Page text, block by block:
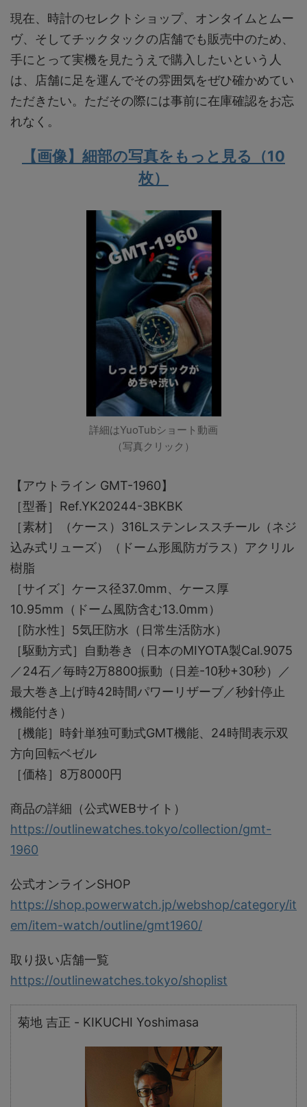
現在、時計のセレクトショップ、オンタイムとムー
ヴ、そしてチックタックの店舗でも販売中のため、
手にとって実機を見たうえで購入したいという人
は、店舗に足を運んでその雰囲気をぜひ確かめてい
ただきたい。ただその際には事前に在庫確認をお忘
れなく。
【画像】細部の写真をもっと見る（10
枚）
詳細はYuoTubショート動画
（写真クリック）
【アウトライン GMT-1960】
［型番］Ref.YK20244-3BKBK
［素材］（ケース）316Lステンレススチール（ネジ
込み式リューズ）（ドーム形風防ガラス）アクリル
樹脂
［サイズ］ケース径37.0mm、ケース厚
10.95mm（ドーム風防含む13.0mm）
［防水性］5気圧防水（日常生活防水）
［駆動方式］自動巻き（日本のMIYOTA製Cal.9075
／24石／毎時2万8800振動（日差-10秒+30秒）／
最大巻き上げ時42時間パワーリザーブ／秒針停止
機能付き）
［機能］時針単独可動式GMT機能、24時間表示双
方向回転ベゼル
［価格］8万8000円
商品の詳細（公式WEBサイト）
https://outlinewatches.tokyo/collection/gmt-
1960
公式オンラインSHOP
https://shop.powerwatch.jp/webshop/category/it
em/item-watch/outline/gmt1960/
取り扱い店舗一覧
https://outlinewatches.tokyo/shoplist
菊地 吉正 - KIKUCHI Yoshimasa